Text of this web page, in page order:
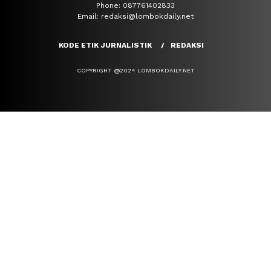
Phone: 087761402833
Email: redaksi@lombokdaily.net
KODE ETIK JURNALISTIK REDAKSI
COPYRIGHT @2024 LOMBOKDAILY.NET